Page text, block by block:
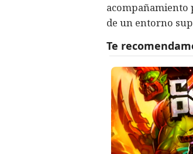
acompañamiento
de un entorno